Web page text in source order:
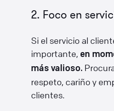
2. Foco en
Si el servicio al
importante, en
más valioso.
respeto, cariño y
clientes.